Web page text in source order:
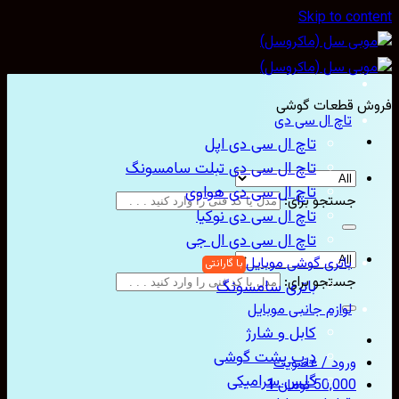
Skip to
قطعات گوشی
جستجو برای:
جستجو برای:
ورود / عضویت
50,000تومان1
تاچ ال سی دی
تاچ ال سی دی اپل
تاچ ال سی دی تبلت سامسونگ
تاچ ال سی دی هواوی
تاچ ال سی دی نوکیا
تاچ ال سی دی ال جی
باتری گوشی موبایل
باتری سامسونگ
لوازم جانبی موبایل
کابل و شارژ
درب پشت گوشی
گلس سرامیکی